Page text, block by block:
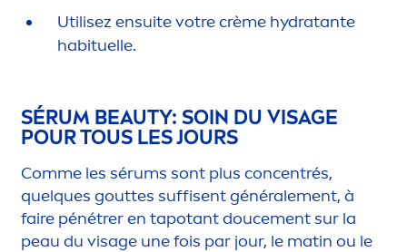
Utilisez ensuite votre crème hydratante
habituelle.
SÉRUM BEAUTY: SOIN DU VISAGE
POUR TOUS LES JOURS
Comme les sérums sont plus concentrés,
quelques gouttes suffisent généralement, à
faire pénétrer en tapotant doucement sur la
peau du visage une fois par jour, le matin ou le